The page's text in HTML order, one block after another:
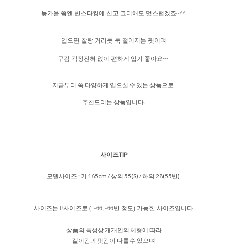
늦가을 쯤엔 반스타킹에 신고 코디해도 멋스럽겠죠~^^
입으면 찰랑 거리듯 툭 떨어지는 핏이며
구김 걱정전혀 없이 편하게 입기 좋아요~~
지금부터 쭉 다양하게 입으실 수 있는 상품으로
추천드리는 상품입니다.
사이즈TIP
모델사이즈 : 키 165cm / 상의 55(S) / 하의 28(55반)
사이즈는 F사이즈로 ( ~66,~66반 정도) 가능한 사이즈입니다
상품의 특성상 개개인의 체형에 따라
길이감과 핏감이 다를 수 있으며